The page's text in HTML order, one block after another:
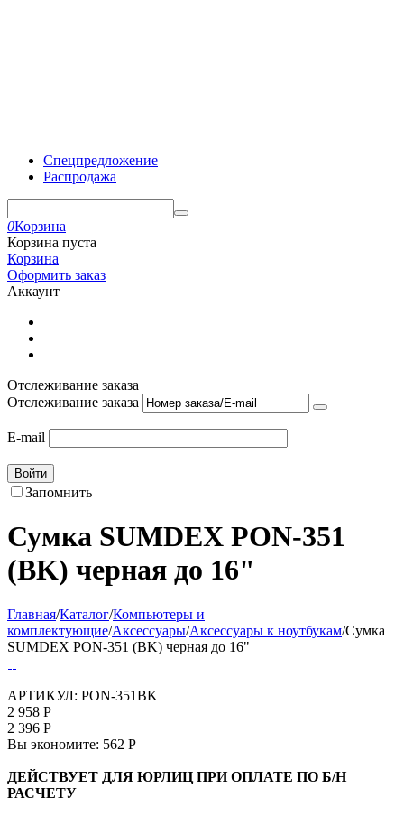
Спецпредложение
Распродажа
0Корзина
Корзина пуста
Корзина
Оформить заказ
Аккаунт
Отслеживание заказа
Отслеживание заказа
E-mail
Войти
Запомнить
Сумка SUMDEX PON-351
(BK) черная до 16"
Главная/Каталог/Компьютеры и
комплектующие/Аксессуары/Аксессуары к ноутбукам/Сумка
SUMDEX PON-351 (BK) черная до 16"
АРТИКУЛ: PON-351BK
2 958 Р
2 396 Р
Вы экономите: 562 Р
ДЕЙСТВУЕТ ДЛЯ ЮРЛИЦ ПРИ ОПЛАТЕ ПО Б/Н
РАСЧЕТУ